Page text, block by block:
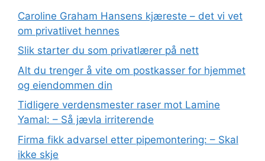
Caroline Graham Hansens kjæreste – det vi vet
om privatlivet hennes
Slik starter du som privatlærer på nett
Alt du trenger å vite om postkasser for hjemmet
og eiendommen din
Tidligere verdensmester raser mot Lamine
Yamal: – Så jævla irriterende
Firma fikk advarsel etter pipemontering: – Skal
ikke skje